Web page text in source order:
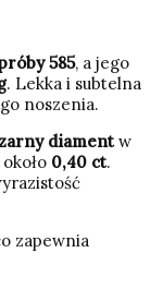
585, a jego
. Lekka i subtelna
noszenia.
diamentw
0,40 ct.
zapewnia